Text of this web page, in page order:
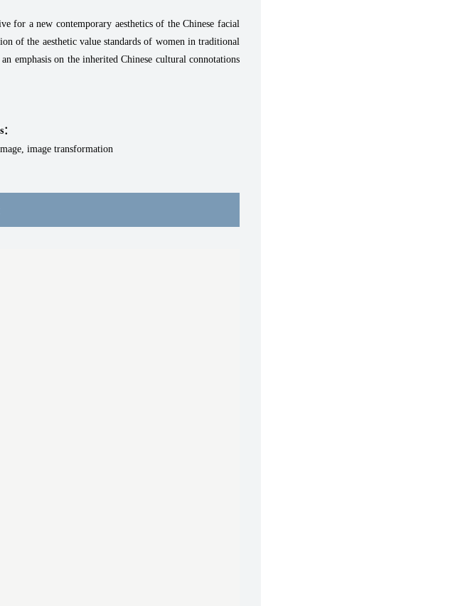
for a new contemporary aesthetics of the Chinese facial
of the aesthetic value standards of women in traditional
emphasis on the inherited Chinese cultural connotations
image transformation